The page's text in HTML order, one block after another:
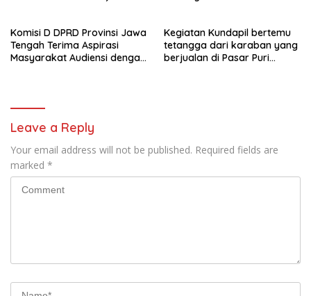
Komisi D DPRD Provinsi Jawa
Tengah Terima Aspirasi
Masyarakat Audiensi dengan
Kegiatan Kundapil bertemu
tetangga dari karaban yang
berjualan di Pasar Puri
Leave a Reply
Your email address will not be published. Required fields are
marked *